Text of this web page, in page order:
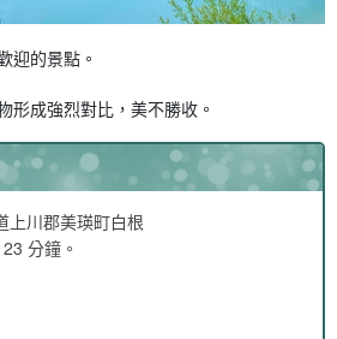
迎的景點。
形成強烈對比，美不勝收。
上川郡美瑛町白根
分鐘。